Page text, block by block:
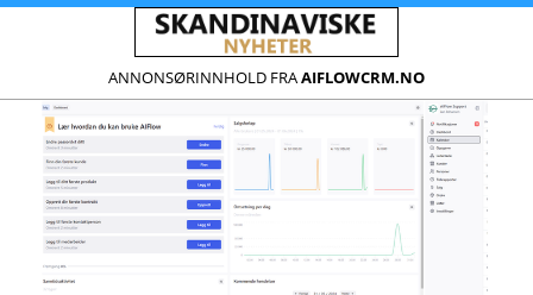
ANNONSØRINNHOLD FRAAIFLOWCRM.NO